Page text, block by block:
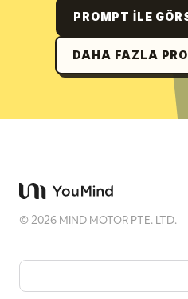
PROMPT ILE
DAHA FAZLA
©2026 MIND MOTOR PTE. LTD.